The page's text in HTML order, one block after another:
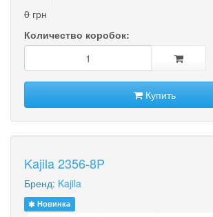
0 грн
Количество коробок:
Купить
Kajila 2356-8P
Бренд: Kajila
Новинка